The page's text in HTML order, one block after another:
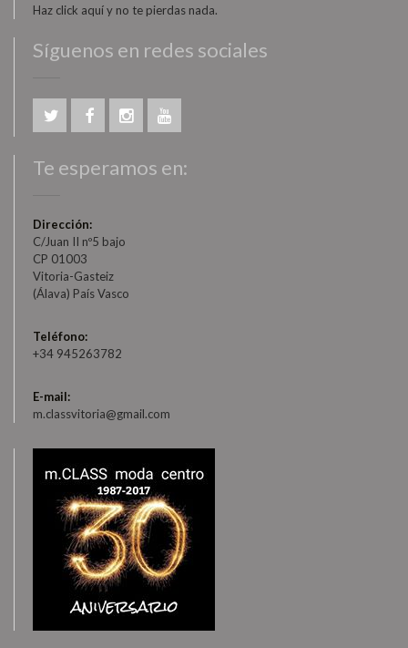
Haz click aquí y no te pierdas nada.
Síguenos en redes sociales
Te esperamos en:
Dirección:
C/Juan II nº5 bajo
CP 01003
Vitoria-Gasteiz
(Álava) País Vasco
Teléfono:
+34 945263782
E-mail:
m.classvitoria@gmail.com